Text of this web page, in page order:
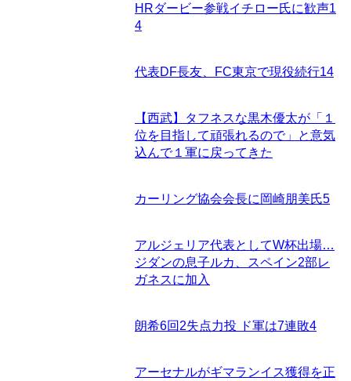
HRダービー参戦イチロー氏に歓声1
4
代表DF長友、FC東京で現役続行14
【西武】タフネスな黒木優太が「１
位を目指して頑張れるので」と意気
込んで１軍に戻ってきた
カーリング協会会長に岡崎朋美氏5
アルジェリア代表としてW杯出場…
ジダンの息子ルカ、スペイン2部レ
ガネスに加入
朗希6回2失点力投 ド軍は7連敗4
アーセナルがギマランイス獲得を正